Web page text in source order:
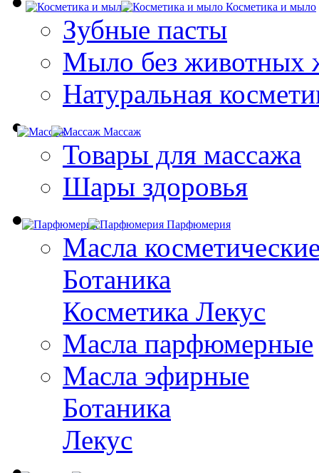
Косметика и мыло
Зубные пасты
Мыло без животных
Натуральная
Массаж
Товары для массажа
Шары здоровья
Парфюмерия
Масла
Ботаника
Косметика Лекус
Масла парфюмерные
Масла эфирные
Ботаника
Лекус